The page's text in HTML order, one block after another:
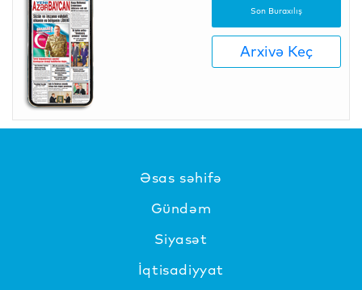
Son Buraxılış
Arxivə Keç
Əsas səhifə
Gündəm
Siyasət
İqtisadiyyat